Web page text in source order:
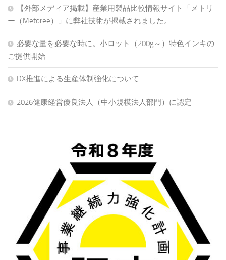
【外部メディア掲載】産業用製品比較情報サイト「メトリ
ー（Metoree）」に弊社技術が掲載されました。
必要な量を必要な時に。小ロット（200g～）特色インキの
ご提供開始
DX推進による生産体制強化について
2026健康経営優良法人（中小規模法人部門）に認定